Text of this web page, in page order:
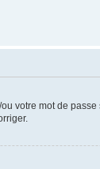
votre mot de